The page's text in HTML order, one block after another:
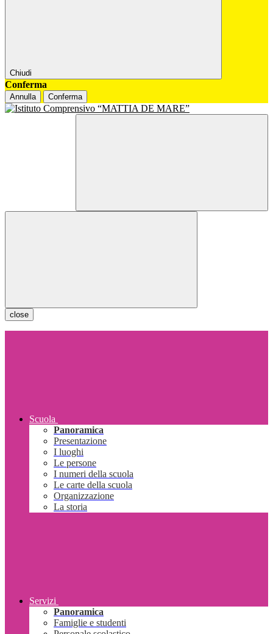
Chiudi
Conferma
Annulla Conferma
close
Scuola
Panoramica
Presentazione
I luoghi
Le persone
I numeri della scuola
Le carte della scuola
Organizzazione
La storia
Servizi
Panoramica
Famiglie e studenti